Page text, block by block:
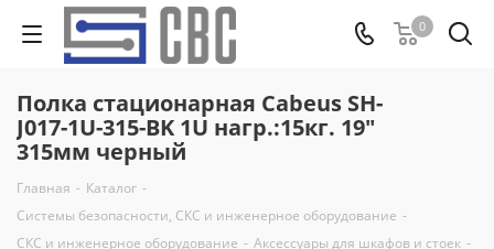
0
Полка стационарная Cabeus SH-
J017-1U-315-BK 1U нагр.:15кг. 19"
315мм черный
Главная - Каталог -
Системы безопасности, СКС и инженерное оборудование -
СКС и инженерное оборудование - Аксессуары для шкафов и стоек -